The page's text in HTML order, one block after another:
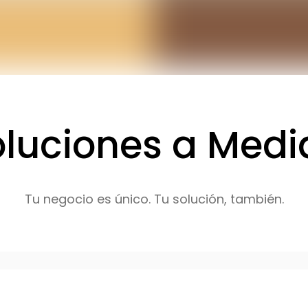
a
Tu negocio es único. Tu solución, también.